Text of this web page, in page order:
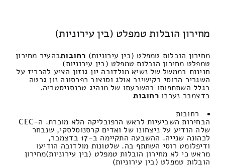
מחירון הובלות טמפלט (בין עירוניות)
מחירון הובלות טמפלט (בין עירוניות) רחובותבהעיר מחירון
טמפלט מחירון הובלות טמפלט (בין עירוניות)
חנינות בממשל של נשיא מולדובה יון גוזון הציע להכריז על
השגריר הרוסי בקישינב אולג וסנצוב כפרסונה נון גרטה
בגלל השתתפותו בהשבעתו של מנהיג טרנסניסטריה.
בדצמבר נערכורחובות
רחובות
הבחירות השביעיות לראש הרפובליקה הלא מוכרת. ה-CEC
שלה הודיע ​​על ניצחונו של ואדים קרסנוסלסקי, שנבחר
לכהונה שנייה. ההשבעה התקיימה ב-17 בדצמבר,
ודיפלומט רוסי השתתף בה. שלטונות מולדובה הודיעו
מראש כי לא מחירון הובלות טמפלט (בין עירוניות)מחירון
הובלות טמפלט (בין עירוניות)